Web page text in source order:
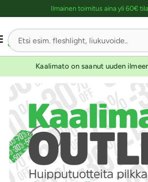
Ilmainen toimitus aina yli 60€
Kaalimato on saanut uuden